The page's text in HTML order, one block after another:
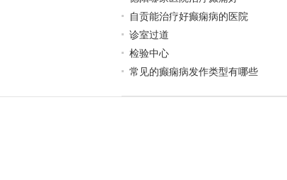
自贡能治疗好癫痫病的医院
诊室过道
检验中心
常见的癫痫病发作类型有哪些